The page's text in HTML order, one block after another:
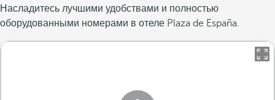
Насладитесь лучшими удобствами и полностью
оборудованными номерами в отеле Plaza de España.